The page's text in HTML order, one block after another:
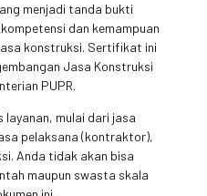
menjadi tanda bukti
dan kemampuan
konstruksi. Sertifikat ini
Jasa Konstruksi
PUPR.
layanan, mulai dari jasa
pelaksana (kontraktor),
Anda tidak akan bisa
maupun swasta skala